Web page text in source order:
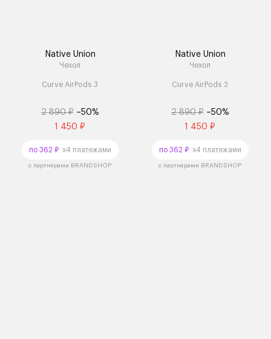
Native Union
Чехол
Curve AirPods 3
2 890 ₽ –50%
1 450 ₽
по 362 ₽x4 платежами
с партнёрами BRANDSHOP
Native Union
Чехол
Curve AirPods 3
2 890 ₽ –50%
1 450 ₽
по 362 ₽x4 платежами
с партнёрами BRANDSHOP